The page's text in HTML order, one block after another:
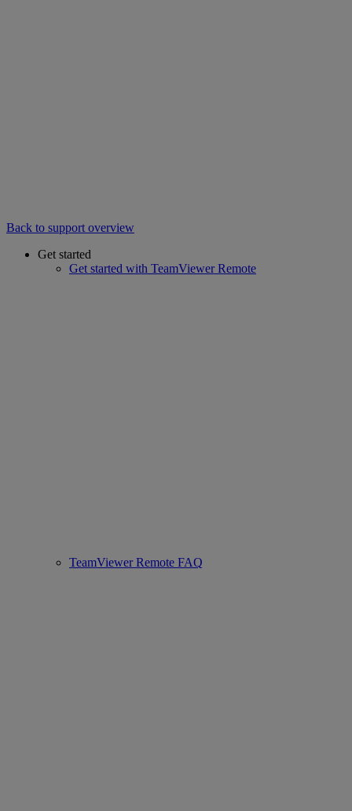
Back to support overview
Get started
Get started with TeamViewer Remote
TeamViewer Remote FAQ